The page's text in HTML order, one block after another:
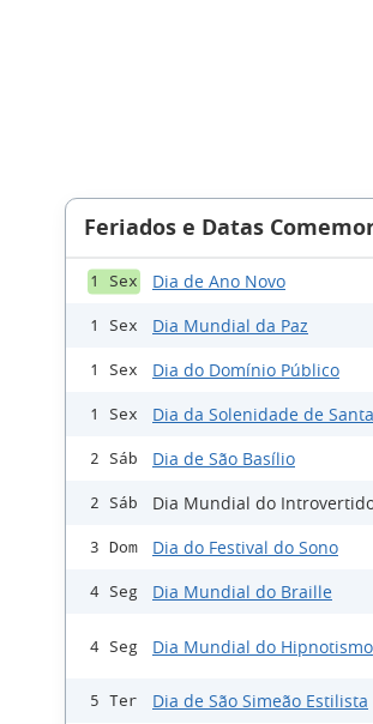
Feriados e Datas
1 Sex Dia de Ano Novo
1 Sex Dia Mundial da Paz
1 Sex Dia do Domínio Público
1 Sex Dia da Solenidade de
2 Sáb Dia de São Basílio
2 Sáb Dia Mundial do
3 Dom Dia do Festival do Sono
4 Seg Dia Mundial do Braille
4 Seg Dia Mundial do Hipnotismo
5 Ter Dia de São Simeão Estilista